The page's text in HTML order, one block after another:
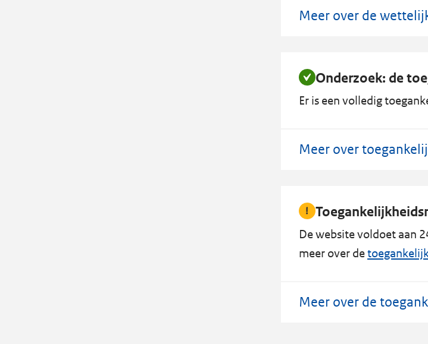
Meer over de
Onderzoek: de
Er is een volledig
Meer over
De website voldoet aan
meer over de
Meer over de